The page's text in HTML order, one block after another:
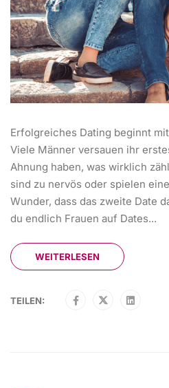
Erfolgreiches Dating beginnt
Viele Männer versauen ihr
Ahnung haben, was wirklich
sind zu nervös oder spielen
Wunder, dass das zweite Date
du endlich Frauen auf Dates...
WEITERLESEN
TEILEN: